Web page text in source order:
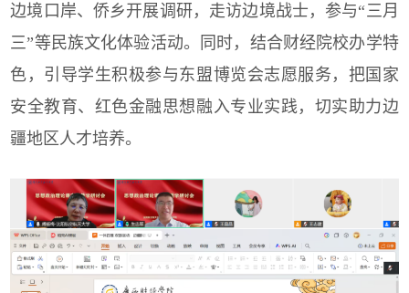
边境口岸、侨乡开展调研，走访边境战士，参与“三月
三”等民族文化体验活动。同时，结合财经院校办学特
色，引导学生积极参与东盟博览会志愿服务，把国家
安全教育、红色金融思想融入专业实践，切实助力边
疆地区人才培养。